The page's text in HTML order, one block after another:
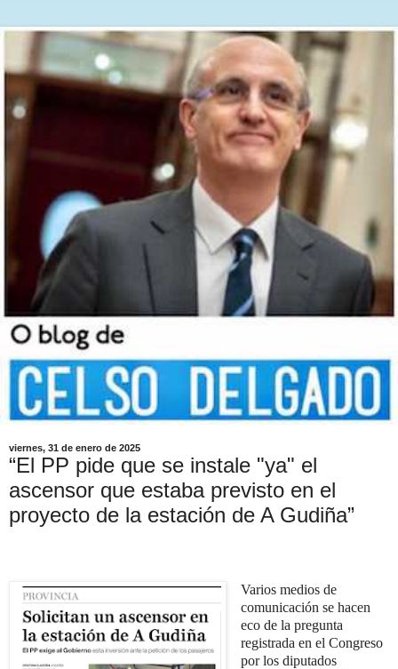
viernes, 31 de enero de 2025
“El PP pide que se instale "ya" el
ascensor que estaba previsto en el
proyecto de la estación de A Gudiña”
Varios medios de
comunicación se hacen
eco de la pregunta
registrada en el Congreso
por los diputados